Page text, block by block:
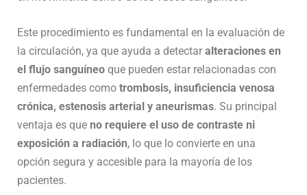
Este procedimiento es fundamental en la evaluación de
la circulación, ya que ayuda a detectar alteraciones en
el flujo sanguíneo que pueden estar relacionadas con
enfermedades como trombosis, insuficiencia venosa
crónica, estenosis arterial y aneurismas. Su principal
ventaja es que no requiere el uso de contraste ni
exposición a radiación, lo que lo convierte en una
opción segura y accesible para la mayoría de los
pacientes.